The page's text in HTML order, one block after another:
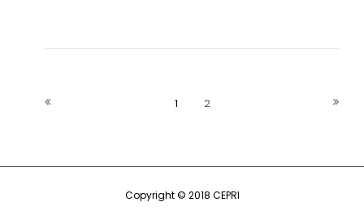
1 2
Copyright © 2018 CEPRI